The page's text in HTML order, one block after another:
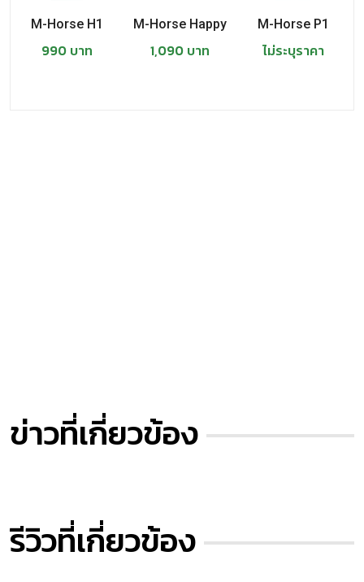
M-Horse H1
990 บาท
M-Horse Happy
1,090 บาท
M-Horse P1
ไม่ระบุราคา
ข่าวที่เกี่ยวข้อง
รีวิวที่เกี่ยวข้อง